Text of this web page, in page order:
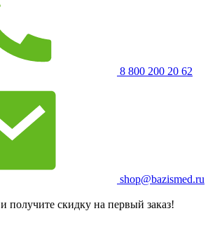
8 800 200 20 62
shop@bazismed.ru
и получите скидку на первый заказ!